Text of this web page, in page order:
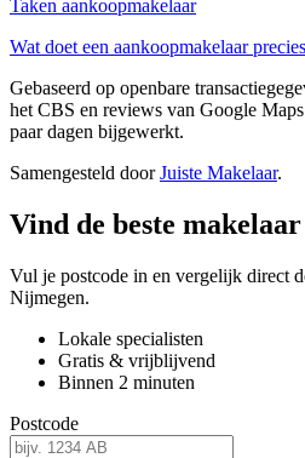
Taken aankoopmakelaar
Wat doet een aankoopmakelaar
Gebaseerd op openbare
het CBS en reviews van Google
paar dagen bijgewerkt.
Samengesteld doorJuiste Makelaar.
Vind de beste
Vul je postcode in en vergelijk direct
Nijmegen.
Lokale specialisten
Gratis & vrijblijvend
Binnen 2 minuten
Postcode